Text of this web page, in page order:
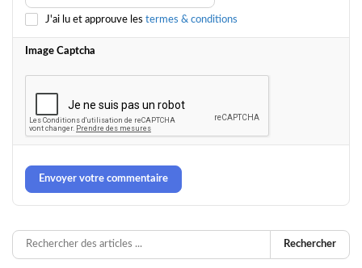
J'ai lu et approuve les termes & conditions
Image Captcha
Envoyer votre commentaire
Rechercher